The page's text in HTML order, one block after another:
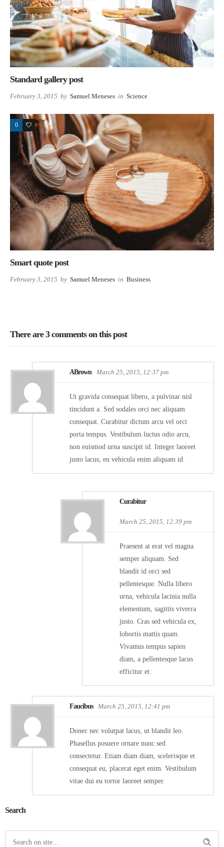
Standard gallery post
February 3, 2015 by Samuel Meneses in Science
0 7
Smart quote post
February 3, 2015 by Samuel Meneses in Business
There are 3 comments on this post
ABrown March 25, 2015, 12:37 pm
Ut gravida consequat libero, a pulvinar nisl
tincidunt a. Sed sodales orci nec aliquam
consequat. Curabitur dictum arcu vel orci
porta tempus. Vestibulum luctus odio arcu,
non euismod urna suscipit id. Integer laoreet
justo lacus, eu vehicula enim aliquam id.
Curabitur
March 25, 2015, 12:39 pm
Praesent at erat vel magna
semper aliquam. Sed
blandit id orci sed
pellentesque. Nulla libero
urna, vehicula lacinia nulla
elementum, sagittis viverra
justo. Cras sed vehicula ex,
lobortis mattis quam.
Vivamus tempus sapien
diam, a pellentesque lacus
efficitur et.
Faucibus March 25, 2015, 12:41 pm
Donec nec volutpat lacus, ut blandit leo.
Phasellus posuere ornare nunc sed
consectetur. Etiam diam diam, scelerisque et
consequat eu, placerat eget enim. Vestibulum
vitae dui eu tortor laoreet semper.
Search